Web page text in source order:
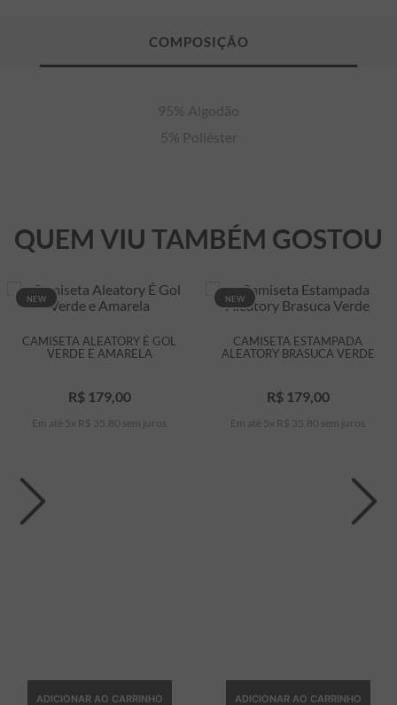
95% Algodão
5% Poliéster
QUEM VIU TAMBÉM GOSTOU
NEW
CAMISETA ALEATORY É GOL
VERDE E AMARELA
R$ 179,00
Em até 5 x R$ 35 80 sem juros
ADICIONAR AO CARRINHO
NEW
CAMISETA ESTAMPADA
ALEATORY BRASUCA VERDE
R$ 179,00
Em até 5 x R$ 35 80 sem juros
ADICIONAR AO CARRINHO